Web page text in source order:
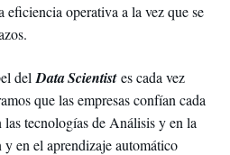
eficiencia operativa a la vez que se
del Data Scientistes cada vez
que las empresas confían cada
tecnologías de Análisis y en la
en el aprendizaje automático